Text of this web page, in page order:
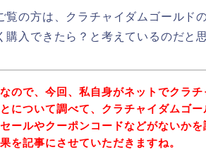
覧の方は、クラチャイダムゴールド
購入できたら？と考えているのだと思
なので、今回、私自身がネットでクラチ
とについて調べて、クラチャイダムゴ
セールやクーポンコードなどがないか
果を記事にさせていただきますね。